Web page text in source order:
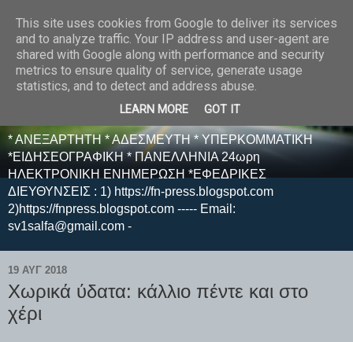
E F E N P R E S S -
ΗΛΕΚΤΡΟΝΙΚΗ
ΕΦΗΜΕΡΙΔΑ
* ΑΝΕΞΑΡΤΗΤΗ * ΑΔΕΣΜΕΥΤΗ * ΥΠΕΡΚΟΜΜΑΤΙΚΗ
*ΕΙΔΗΣΕΟΓΡΑΦΙΚΗ * ΠΑΝΕΛΛΗΝΙΑ 24ωρη
ΗΛΕΚΤΡΟΝΙΚΗ ΕΝΗΜΕΡΩΣΗ *ΕΦΕΔΡΙΚΕΣ
ΔΙΕΥΘΥΝΣΕΙΣ : 1) https://fn-press.blogspot.com
2)https://fnpress.blogspot.com ----- Email:
sv1salfa@gmail.com -
19 ΑΥΓ 2018
Χωρικά ύδατα: κάλλιο πέντε και στο
χέρι
This site uses cookies from Google to deliver its services
and to analyze traffic. Your IP address and user-agent are
shared with Google along with performance and security
metrics to ensure quality of service, generate usage
statistics, and to detect and address abuse.
LEARN MORE GOT IT